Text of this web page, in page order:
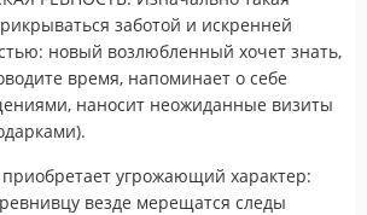
заботой и искренней
новый возлюбленный хочет знать,
время, напоминает о себе
наносит неожиданные визиты
приобретает угрожающий характер:
везде мерещатся следы